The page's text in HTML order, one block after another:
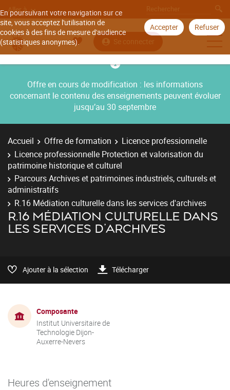
En poursuivant votre navigation sur ce
site, vous acceptez l'utilisation de
cookies à des fins de mesure d'audience
(statistiques anonymes).
Accepter Refuser
Aller à
Se connecter
Offre en cours de modification : les informations
concernant le contenu des enseignements peuvent évoluer
jusqu’au 30 septembre
Accueil Offre de formation
Licence professionnelle
Licence professionnelle Protection et valorisation du
patrimoine historique et culturel
Parcours Archives et patrimoines industriels, culturels et
administratifs
R.16 Médiation culturelle dans les services d'archives
R.16 MÉDIATION CULTURELLE DANS
LES SERVICES D'ARCHIVES
Ajouter à la sélection Télécharger
Composante
Institut Universitaire de
Technologie Dijon-
Auxerre-Nevers
Heures d'enseignement